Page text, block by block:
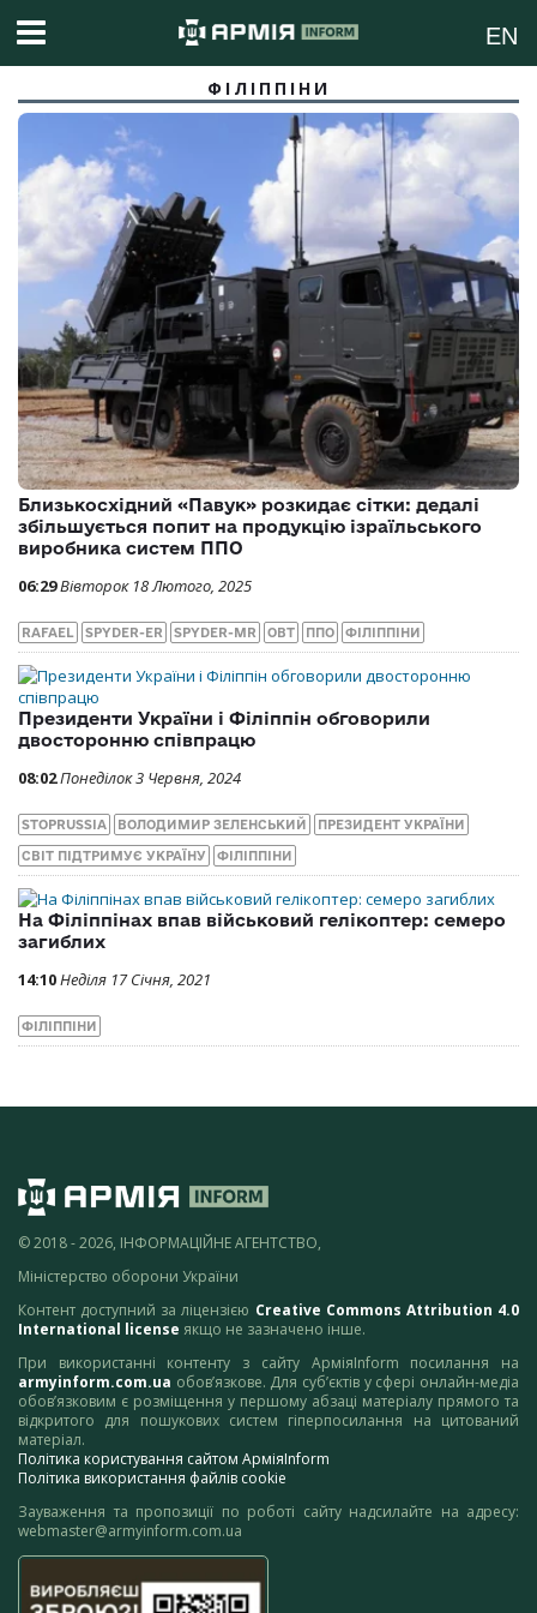
EN
ФІЛІППІНИ
Близькосхідний «Павук» розкидає сітки: дедалі
збільшується попит на продукцію ізраїльського
виробника систем ППО
06:29Вівторок 18 Лютого, 2025
RAFAEL SPYDER-ER SPYDER-MR ОВТ ППО ФІЛІППІНИ
Президенти України і Філіппін обговорили
двосторонню співпрацю
08:02Понеділок 3 Червня, 2024
STOPRUSSIA ВОЛОДИМИР ЗЕЛЕНСЬКИЙ ПРЕЗИДЕНТ УКРАЇНИ
СВІТ ПІДТРИМУЄ УКРАЇНУ ФІЛІППІНИ
На Філіппінах впав військовий гелікоптер: семеро
загиблих
14:10Неділя 17 Січня, 2021
ФІЛІППІНИ
© 2018 - 2026, ІНФОРМАЦІЙНЕ АГЕНТСТВО,
Міністерство оборони України
Контент доступний за ліцензією Creative Commons Attribution 4.0
International license якщо не зазначено інше.
При використанні контенту з сайту АрміяInform посилання на
armyinform.com.ua обов’язкове. Для суб’єктів у сфері онлайн-медіа
обов’язковим є розміщення у першому абзаці матеріалу прямого та
відкритого для пошукових систем гіперпосилання на цитований
матеріал.
Політика користування сайтом АрміяInform
Політика використання файлів cookie
Зауваження та пропозиції по роботі сайту надсилайте на адресу:
webmaster@armyinform.com.ua